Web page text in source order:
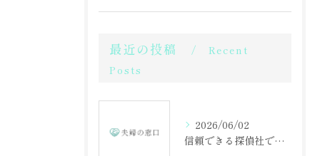
最近の投稿
Recent
Posts
2026/06/02
信頼できる探偵社で不倫調査を成功させる方法